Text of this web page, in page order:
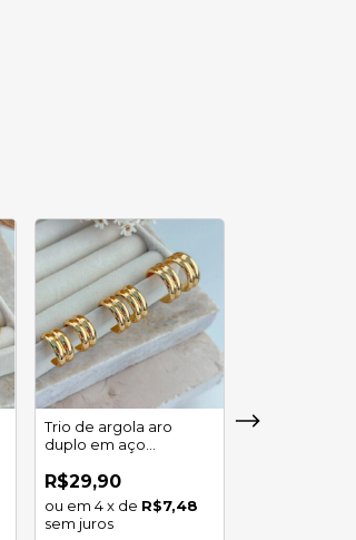
Trio de argola aro
duplo em aço
R$29,90
4 x de R$7,48
sem juros